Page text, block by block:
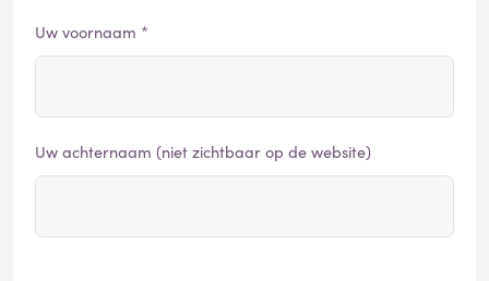
Uw voornaam *
Uw achternaam (niet zichtbaar op de website)